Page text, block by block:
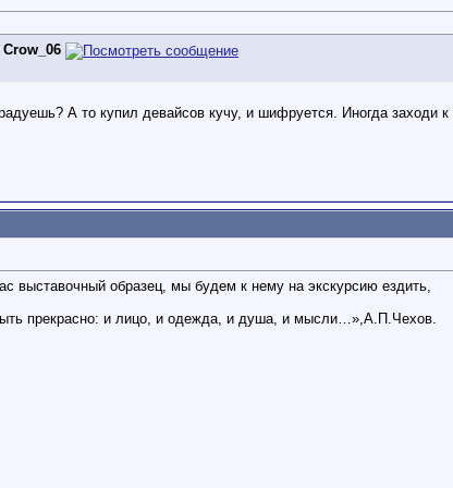
Crow_06
А то купил девайсов кучу, и шифруется. Иногда заходи
выставочный образец, мы будем к нему на экскурсию ездить,
прекрасно: и лицо, и одежда, и душа, и мысли…»,А.П.Чехов.